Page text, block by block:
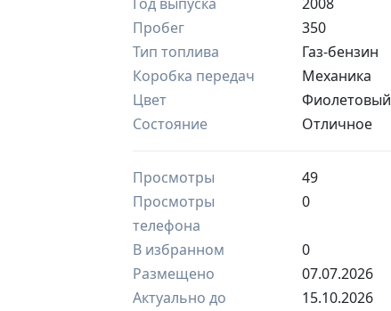
Год выпуска
2008
Пробег
350
Тип топлива
Газ-бензин
Коробка передач
Механика
Цвет
Фиолетовый
Состояние
Отличное
Просмотры
49
Просмотры
телефона
0
В избранном
0
Размещено
07.07.2026
Актуально до
15.10.2026